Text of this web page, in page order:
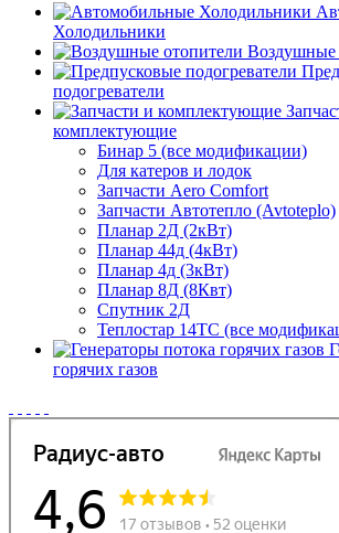
Холодильники
Воздушные
подогреватели
комплектующие
Бинар 5 (все модификации)
Для катеров и лодок
Запчасти Aero Comfort
Запчасти Автотепло (Avtoteplo)
Планар 2Д (2кВт)
Планар 44д (4кВт)
Планар 4д (3кВт)
Планар 8Д (8Квт)
Спутник 2Д
Теплостар 14ТС (все
горячих газов